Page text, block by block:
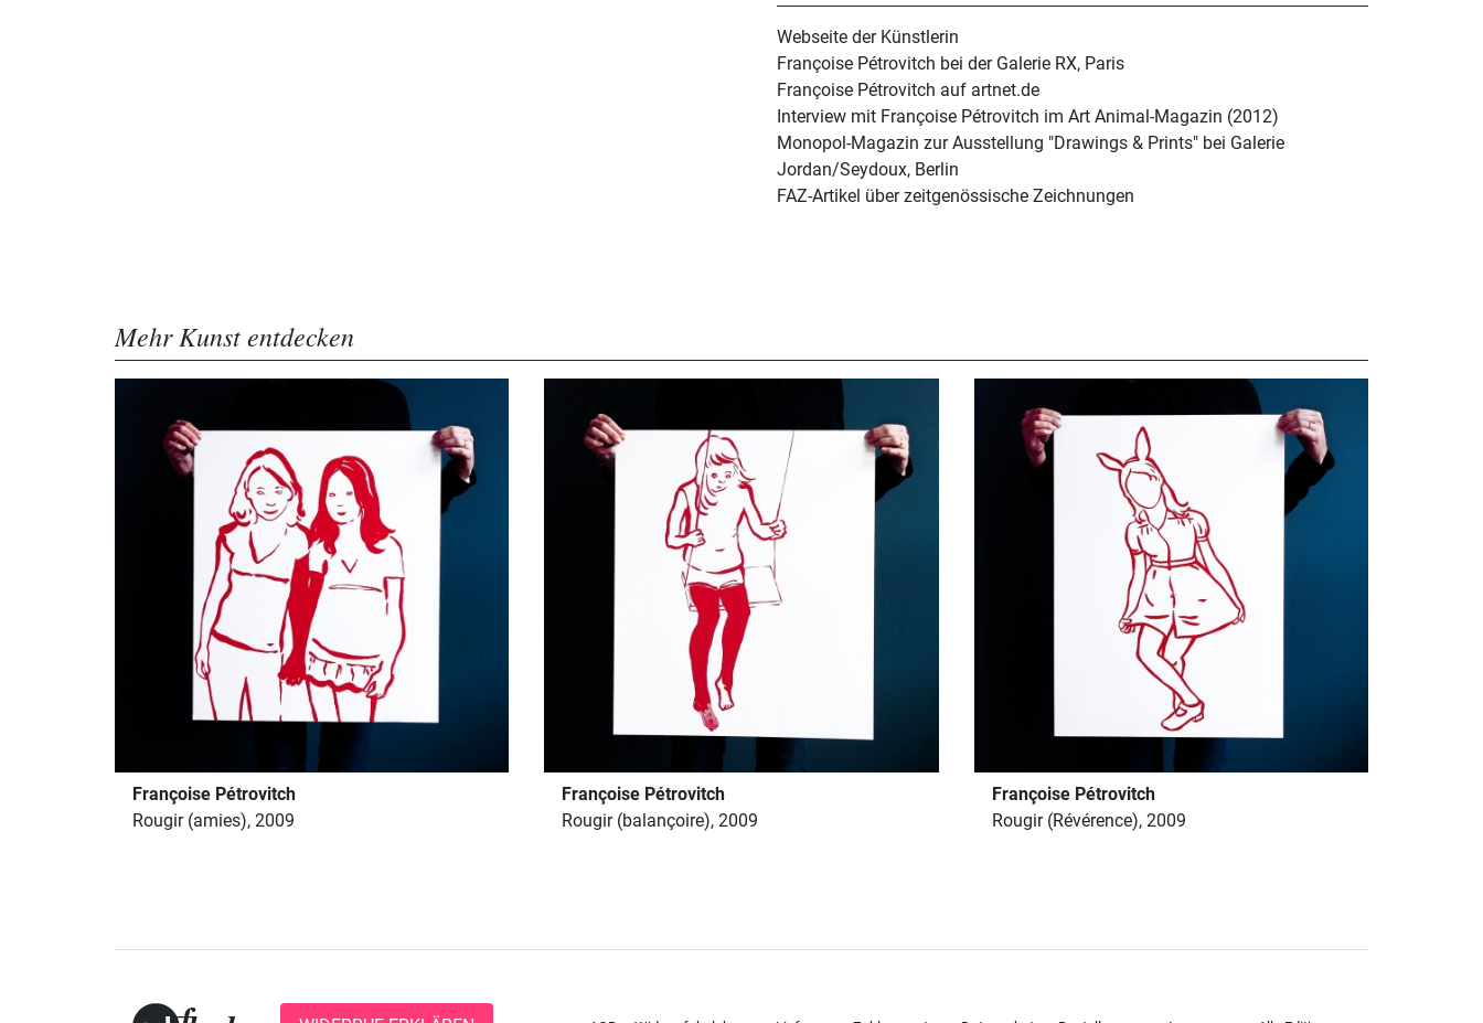
Webseite der Künstlerin
Françoise Pétrovitch bei der Galerie RX, Paris
Françoise Pétrovitch auf artnet.de
Interview mit Françoise Pétrovitch im Art Animal-Magazin (2012)
Monopol-Magazin zur Ausstellung "Drawings & Prints" bei Galerie
Jordan/Seydoux, Berlin
FAZ-Artikel über zeitgenössische Zeichnungen
Mehr Kunst entdecken
Françoise Pétrovitch
Rougir (amies), 2009
Françoise Pétrovitch
Rougir (balançoire), 2009
Françoise Pétrovitch
Rougir (Révérence), 2009